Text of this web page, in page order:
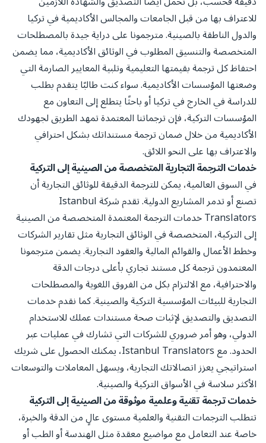
للاعتراف بها من قبل الجامعات والمجالس الأكاديمية في تركيا
والدول الناطقة بالصينية. مترجمونا على دراية جيدة بالمصطلحات
المتخصصة والتنسيق المطلوب في الوثائق الأكاديمية، مما يضمن
احتفاظ كل ترجمة بقيمتها التعليمية وتلبية المعايير الصارمة التي
وضعتها المؤسسات الأكاديمية. سواء كنت طالبًا يتقدم بطلب
للدراسة في الخارج في تركيا أو باحثًا يتطلع إلى التعاون مع
المؤسسات التركية، فإن ترجماتنا المعتمدة تمهد الطريق لجهودك
الأكاديمية من خلال ضمان ترجمة مستنداتك بشكل احترافي
والاعتراف بها على النحو اللائق.
خدمات الترجمة التجارية المتخصصة من الصينية إلى التركية
في السوق العالمية، يمكن للترجمة الدقيقة للوثائق التجارية أن
تصنع أو تدمر المشاريع الدولية. تقدم شركة Istanbul
Translators خدمات الترجمة المعتمدة المتخصصة من الصينية
إلى التركية، المتخصصة في الوثائق التجارية مثل تقارير الشركات
وخطط الأعمال والقوائم المالية والعقود التجارية. يضمن مترجمونا
المعتمدون ترجمة كل مستند تجاري بأعلى درجات الدقة
والاحترافية، مع الالتزام بكل من الفروق اللغوية والمصطلحات
التجارية للبيئات المؤسسية التركية والصينية. كما نقدم خدمات
التصديق والتصديق لإثبات صحة مستندات عملك للاستخدام
الدولي، وهو أمر ضروري للشركات التي تشارك في عمليات عبر
الحدود. مع Istanbul Translators، يمكنك الحصول على شريك
استراتيجي يعزز اتصالاتك التجارية، ويسهل المعاملات والتوسعات
الأكثر سلاسة في الأسواق التركية والصينية.
خدمات ترجمة تقنية وعلمية موثوقة من الصينية إلى التركية
تتطلب الترجمات التقنية والعلمية مستوى عالٍ من الدقة والخبرة،
خاصة عند التعامل مع مواضيع معقدة مثل الهندسة أو الطب أو